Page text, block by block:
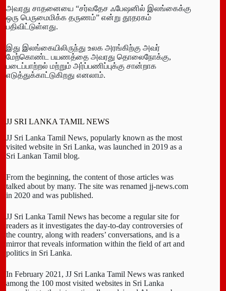
அவரது சாதனையை “சர்வதேச ஃபேஷனில் இலங்கைக்கு
ஒரு பெருமைமிக்க தருணம்” என்று தூதரகம்
பதிவிட்டுள்ளது.
இது இலங்கையிலிருந்து உலக அரங்கிற்கு அவர்
மேற்கொண்ட பயணத்தை அவரது தொலைநோக்கு,
படைப்பாற்றல் மற்றும் அர்ப்பணிப்புக்கு சான்றாக
எடுத்துக்காட்டுகிறது எனலாம்.
JJ SRI LANKA TAMIL NEWS
JJ Sri Lanka Tamil News, popularly known as the most
visited website in Sri Lanka, was launched in 2019 as a
Sri Lankan Tamil blog.
From the beginning, the content of those articles was
talked about by many. The site was renamed jj-news.com
in 2020 and was published.
JJ Sri Lanka Tamil News has become a regular site for
readers as it investigates the day-to-day controversies of
the country, along with readers’ conversations, and is a
mirror that reveals information within the field of art and
politics in Sri Lanka.
In February 2021, JJ Sri Lanka Tamil News was ranked
among the 100 most visited websites in Sri Lanka